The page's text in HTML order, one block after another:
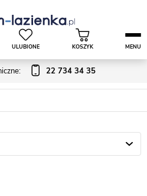
22 734 34 35
ULUBIONE KOSZYK MENU